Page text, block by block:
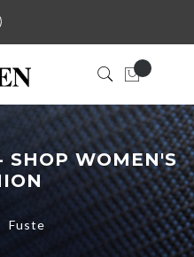
SHOP WOMEN'S
Fuste